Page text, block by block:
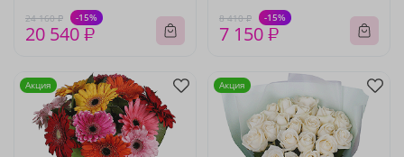
24 160 ₽ -15%
20 540 ₽
8 410 ₽ -15%
7 150 ₽
Акция Акция